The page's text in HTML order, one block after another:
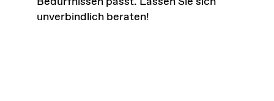
unverbindlich beraten!